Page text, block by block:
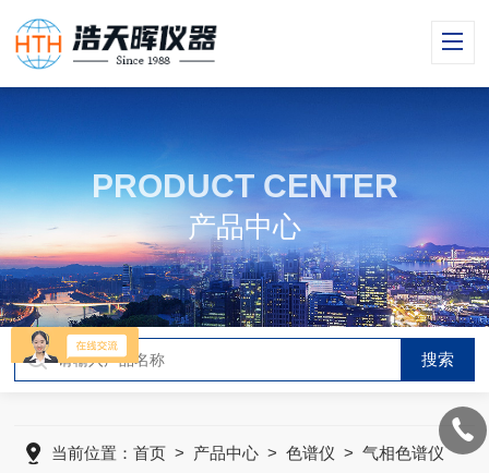
PRODUCT CENTER
产品中心
当前位置：首页 > 产品中心 >色谱仪 >气相色谱仪